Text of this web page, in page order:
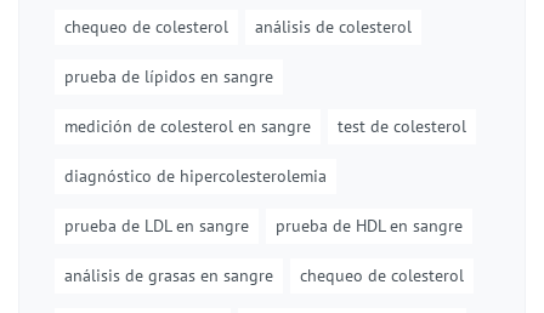
chequeo de colesterol análisis de colesterol
prueba de lípidos en sangre
medición de colesterol en sangre test de colesterol
diagnóstico de hipercolesterolemia
prueba de LDL en sangre prueba de HDL en sangre
análisis de grasas en sangre chequeo de colesterol